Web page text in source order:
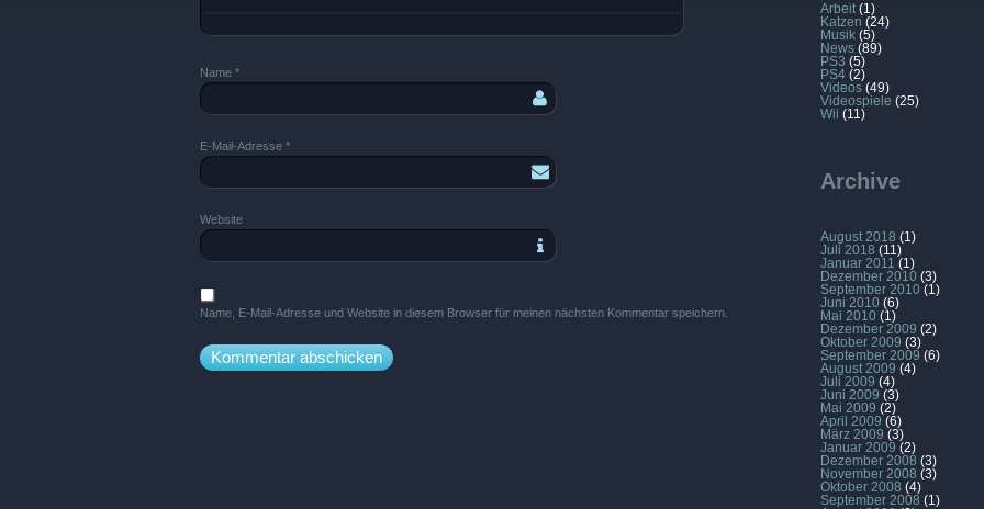
Name *
E-Mail-Adresse *
Website
Name, E-Mail-Adresse und Website in diesem Browser für meinen nächsten Kommentar speichern.
Arbeit (1)
Katzen (24)
Musik (5)
News (89)
PS3 (5)
PS4 (2)
Videos (49)
Videospiele (25)
Wii (11)
Archive
August 2018 (1)
Juli 2018 (11)
Januar 2011 (1)
Dezember 2010 (3)
September 2010 (1)
Juni 2010 (6)
Mai 2010 (1)
Dezember 2009 (2)
Oktober 2009 (3)
September 2009 (6)
August 2009 (4)
Juli 2009 (4)
Juni 2009 (3)
Mai 2009 (2)
April 2009 (6)
März 2009 (3)
Januar 2009 (2)
Dezember 2008 (3)
November 2008 (3)
Oktober 2008 (4)
September 2008 (1)